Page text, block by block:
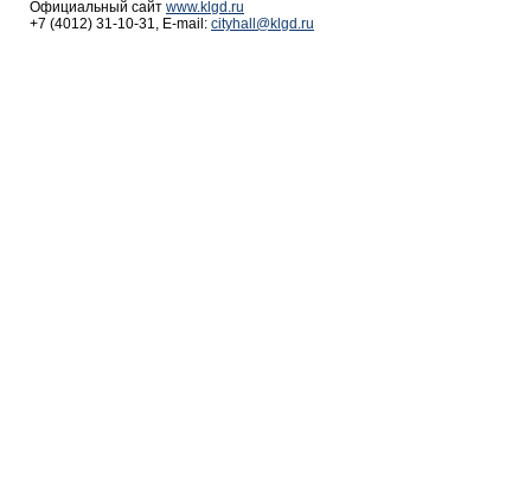
Официальный сайт www.klgd.ru
+7 (4012) 31-10-31, E-mail: cityhall@klgd.ru